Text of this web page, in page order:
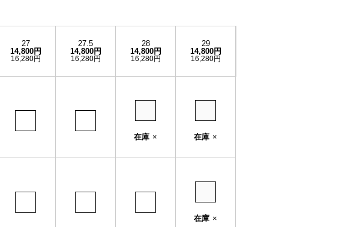
27
14,800円
16,280円
27.5
14,800円
16,280円
28
14,800円
16,280円
29
14,800円
16,280円
在庫 × 在庫 ×
在庫 ×